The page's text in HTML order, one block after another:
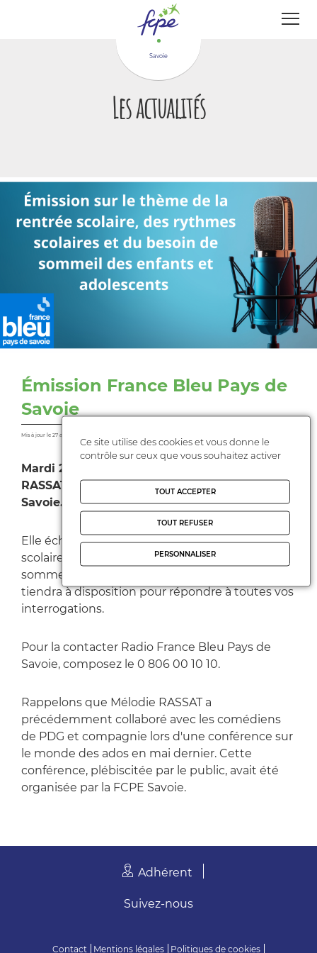
Savoie
Les actualités
Émission France Bleu Pays de
Savoie
Mis à jour le 27 août 2023
Mardi 29 août, à partir de 7h45, Mélodie
RASSAT sera l'invitée de France Bleu Pays de
Savoie.
Elle échangera sur le thème de la rentrée
scolaire, des rythmes scolaires, et du besoin de
sommeil des enfants et adolescents. Elle se
tiendra à disposition pour répondre à toutes vos
interrogations.
Pour la contacter Radio France Bleu Pays de
Savoie, composez le 0 806 00 10 10.
Rappelons que Mélodie RASSAT a
précédemment collaboré avec les comédiens
de PDG et compagnie lors d'une conférence sur
le monde des ados en mai dernier. Cette
conférence, plébiscitée par le public, avait été
organisée par la FCPE Savoie.
Adhérent
Contact Mentions légales Politiques de cookies
Suivez-nous
Panneau de gestion des cookies
Ce site utilise des cookies et vous donne le
contrôle sur ceux que vous souhaitez activer
TOUT ACCEPTER
TOUT REFUSER
PERSONNALISER